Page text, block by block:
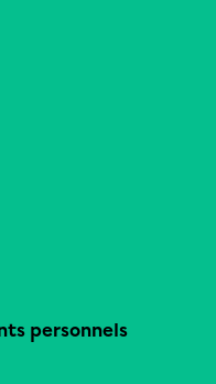
personnels